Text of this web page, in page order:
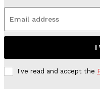
I
I've read and accept the